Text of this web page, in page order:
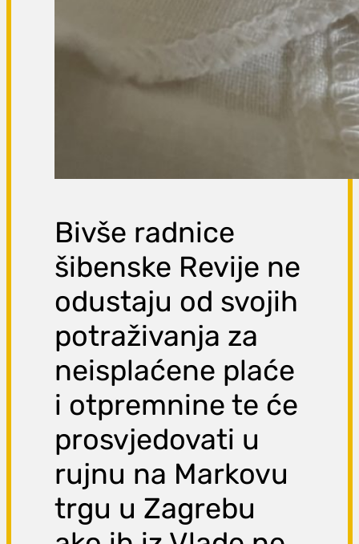
Bivše radnice
šibenske Revije ne
odustaju od svojih
potraživanja za
neisplaćene plaće
i otpremnine te će
prosvjedovati u
rujnu na Markovu
trgu u Zagrebu